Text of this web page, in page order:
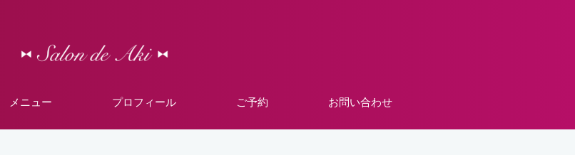
メニュー プロフィール ご予約 お問い合わせ